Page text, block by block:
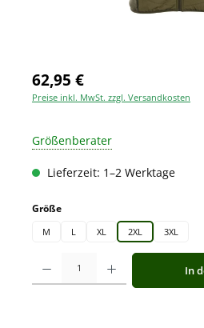
62,95 €
Preise inkl. MwSt. zzgl. Versandkosten
Größenberater
Lieferzeit: 1–2 Werktage
Größeauswählen
M L XL 2XL 3XL
Produkt Anzahl: Gib den gewünschten
In